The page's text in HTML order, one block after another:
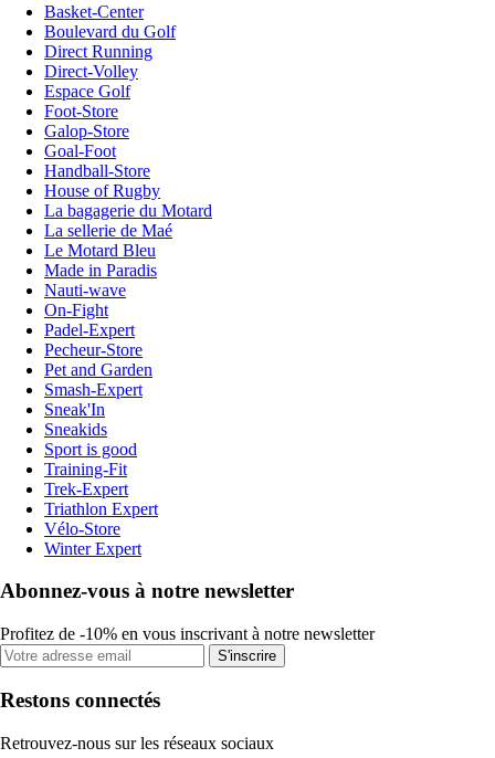
Basket-Center
Boulevard du Golf
Direct Running
Direct-Volley
Espace Golf
Foot-Store
Galop-Store
Goal-Foot
Handball-Store
House of Rugby
La bagagerie du Motard
La sellerie de Maé
Le Motard Bleu
Made in Paradis
Nauti-wave
On-Fight
Padel-Expert
Pecheur-Store
Pet and Garden
Smash-Expert
Sneak'In
Sneakids
Sport is good
Training-Fit
Trek-Expert
Triathlon Expert
Vélo-Store
Winter Expert
Abonnez-vous à notre newsletter
Profitez de -10% en vous inscrivant à notre newsletter
S'inscrire
Restons connectés
Retrouvez-nous sur les réseaux sociaux